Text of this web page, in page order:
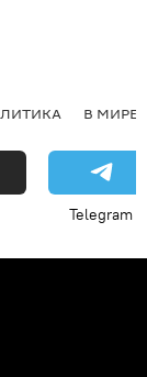
В МИРЕ
Telegram